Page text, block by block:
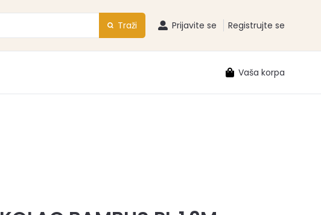
Traži Prijavite se Registrujte se
Vaša korpa